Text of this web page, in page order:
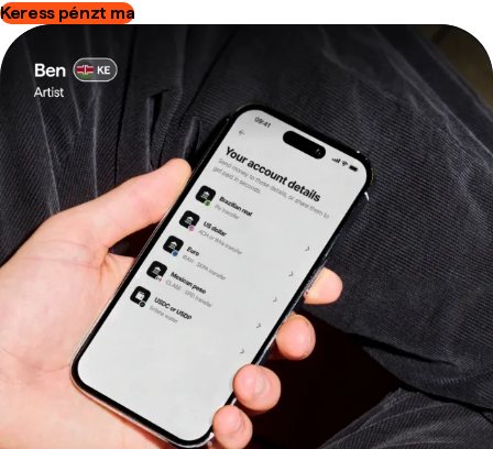
Keress pénzt ma